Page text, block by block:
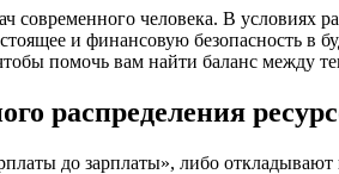
человека. В условиях
и финансовую безопасность
помочь вам найти баланс между
распределения
до зарплаты», либо